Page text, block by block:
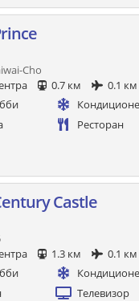
Cho
0.7 км
0.1 км
Ресторан
Castle
1.3 км
0.1 км
Телевизор